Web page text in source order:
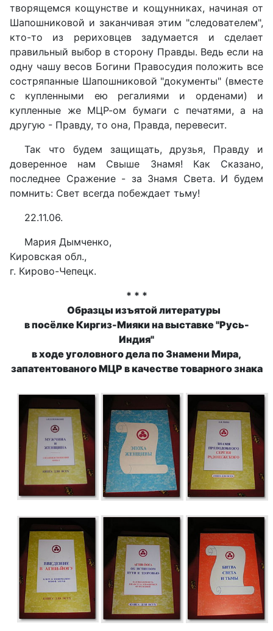
творящемся кощунстве и кощунниках, начиная от
Шапошниковой и заканчивая этим "следователем",
кто-то из рериховцев задумается и сделает
правильный выбор в сторону Правды. Ведь если на
одну чашу весов Богини Правосудия положить все
состряпанные Шапошниковой "документы" (вместе
с купленными ею регалиями и орденами) и
купленные же МЦР-ом бумаги с печатями, а на
другую - Правду, то она, Правда, перевесит.
Так что будем защищать, друзья, Правду и
доверенное нам Свыше Знамя! Как Сказано,
последнее Сражение - за Знамя Света. И будем
помнить: Свет всегда побеждает тьму!
22.11.06.
Мария Дымченко,
Кировская обл.,
г. Кирово-Чепецк.
* * *
Образцы изъятой литературы
в посёлке Киргиз-Мияки на выставке "Русь-
Индия"
в ходе уголовного дела по Знамени Мира,
запатентованого МЦР в качестве товарного знака